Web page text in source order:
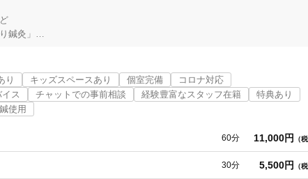
鍼灸」
。
きゅうは熱い』は昔の話です。はり・きゅうは赤ちゃんからお年寄りまで
療することができます。
として はり・きゅう を活用される方が多くなってきております。
りません。
させていただきます。
り キッズスペースあり 個室完備
コロナ対応
ス チャットでの事前相談 経験豊富なスタッフ在籍
特典あり
使用
60分 11,000円 （
30分 5,500円 （